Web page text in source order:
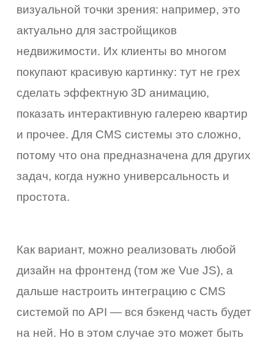
визуальной точки зрения: например, это
актуально для застройщиков
недвижимости. Их клиенты во многом
покупают красивую картинку: тут не грех
сделать эффектную 3D анимацию,
показать интерактивную галерею квартир
и прочее. Для CMS системы это сложно,
потому что она предназначена для других
задач, когда нужно универсальность и
простота.
Как вариант, можно реализовать любой
дизайн на фронтенд (том же Vue JS), а
дальше настроить интеграцию с CMS
системой по API — вся бэкенд часть будет
на ней. Но в этом случае это может быть